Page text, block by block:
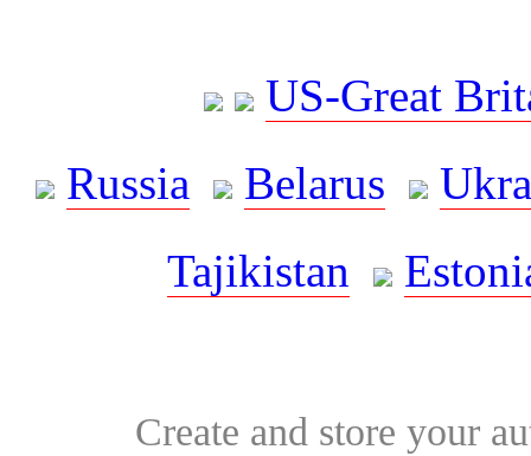
US-Great
Russia
Belarus
Tajikistan
Create and store your